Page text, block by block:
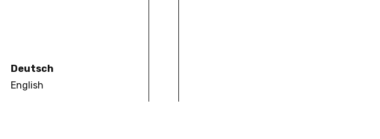
Deutsch
English